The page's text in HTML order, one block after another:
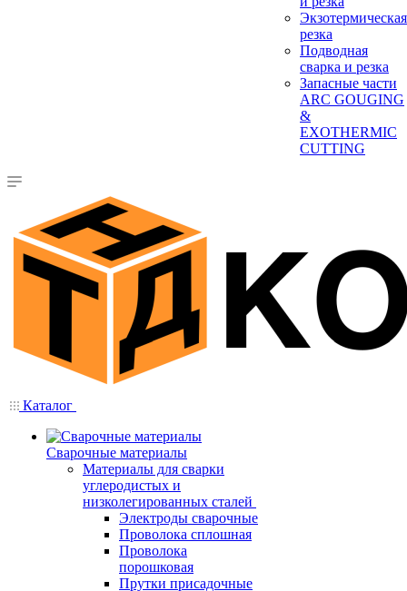
Экзотермическая
резка
Подводная
сварка и резка
Запасные части
ARC GOUGING
&
EXOTHERMIC
CUTTING
Каталог
Сварочные материалы
Материалы для сварки
углеродистых и
низколегированных сталей
Электроды сварочные
Проволока сплошная
Проволока
порошковая
Прутки присадочные